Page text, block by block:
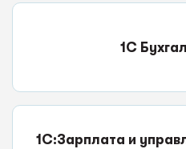
1С
1С:Зарплата и